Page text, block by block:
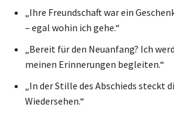
„Ihre Freundschaft war ein
– egal wohin ich gehe.“
„Bereit für den Neuanfang? Ich
meinen Erinnerungen begleiten.“
„In der Stille des Abschieds steckt
Wiedersehen.“